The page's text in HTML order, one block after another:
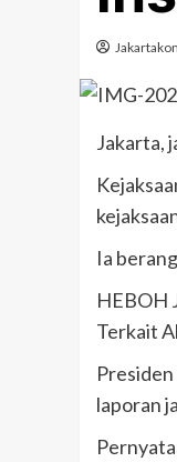
Jakarta,
Ia
HEBOH
Terkait
laporan